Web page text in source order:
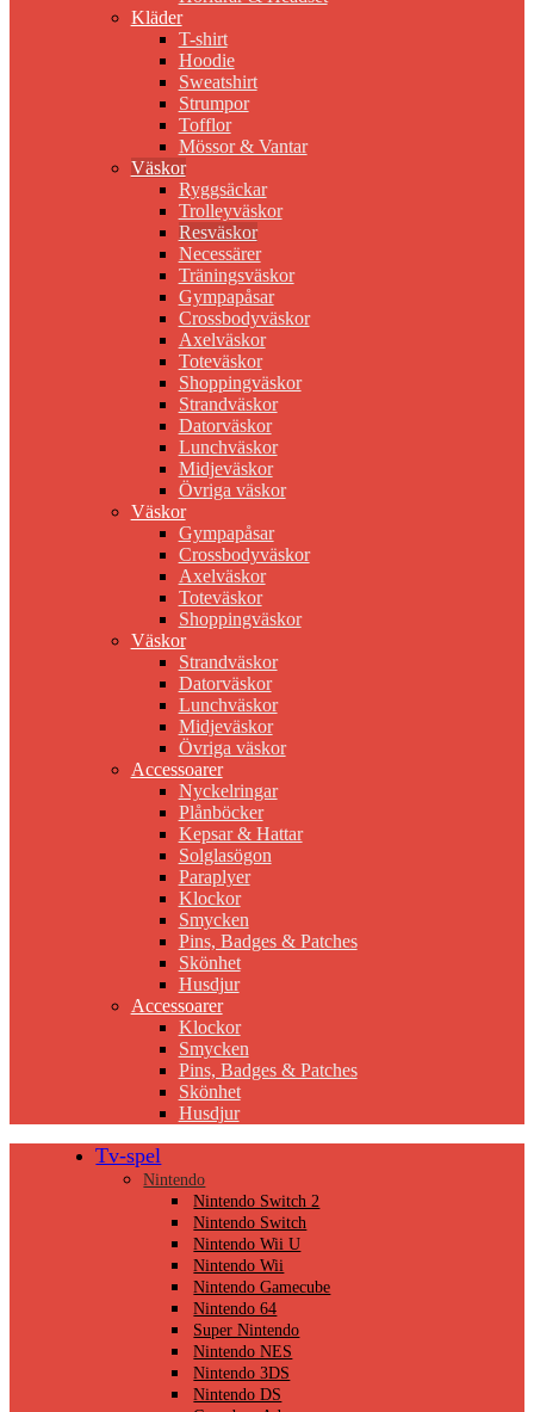
Kläder
T-shirt
Hoodie
Sweatshirt
Strumpor
Tofflor
Mössor & Vantar
Väskor
Ryggsäckar
Trolleyväskor
Resväskor
Necessärer
Träningsväskor
Gympapåsar
Crossbodyväskor
Axelväskor
Toteväskor
Shoppingväskor
Strandväskor
Datorväskor
Lunchväskor
Midjeväskor
Övriga väskor
Väskor
Gympapåsar
Crossbodyväskor
Axelväskor
Toteväskor
Shoppingväskor
Väskor
Strandväskor
Datorväskor
Lunchväskor
Midjeväskor
Övriga väskor
Accessoarer
Nyckelringar
Plånböcker
Kepsar & Hattar
Solglasögon
Paraplyer
Klockor
Smycken
Pins, Badges & Patches
Skönhet
Husdjur
Accessoarer
Klockor
Smycken
Pins, Badges & Patches
Skönhet
Husdjur
Tv-spel
Nintendo
Nintendo Switch 2
Nintendo Switch
Nintendo Wii U
Nintendo Wii
Nintendo Gamecube
Nintendo 64
Super Nintendo
Nintendo NES
Nintendo 3DS
Nintendo DS